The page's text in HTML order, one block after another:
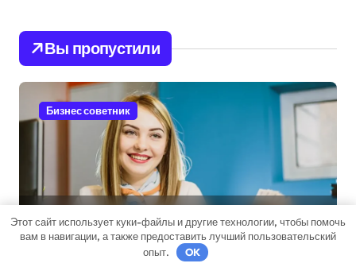
Вы пропустили
Бизнес советник
Микрокредиты: возможности
и подводные камни
Этот сайт использует куки-файлы и другие технологии, чтобы помочь
вам в навигации, а также предоставить лучший пользовательский
опыт.
OK